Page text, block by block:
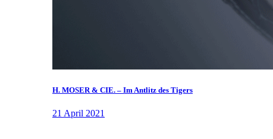
H. MOSER & CIE. – Im Antlitz des Tigers
21 April 2021